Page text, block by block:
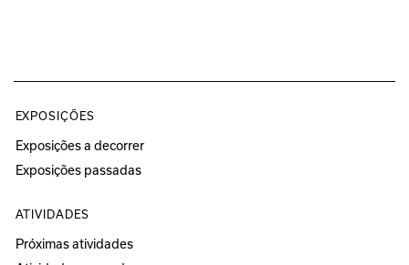
EXPOSIÇÕES
Exposições a decorrer
Exposições passadas
ATIVIDADES
Próximas atividades